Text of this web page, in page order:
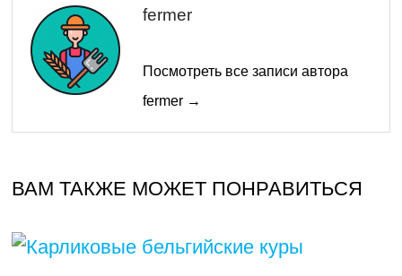
fermer
Посмотреть все записи автора
fermer →
ВАМ ТАКЖЕ МОЖЕТ ПОНРАВИТЬСЯ